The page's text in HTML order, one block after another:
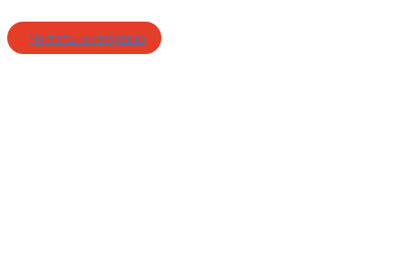
Читать интервью